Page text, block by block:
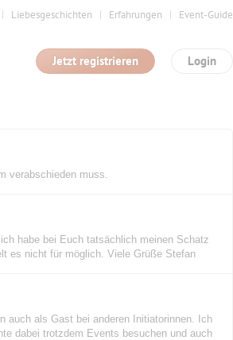
Liebesgeschichten Erfahrungen Event-Guide
Login
Jetzt registrieren
verabschieden muss.
habe bei Euch tatsächlich meinen Schatz
es nicht für möglich. Viele Grüße Stefan
auch als Gast bei anderen Initiatorinnen. Ich
dabei trotzdem Events besuchen und auch